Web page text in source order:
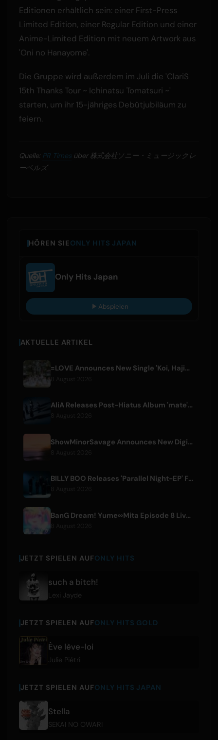
Editionen erhältlich sein: einer First-Press
Limited Edition, einer Regular Edition und einer
Anime-Limited Edition mit neuem Artwork aus
'Oni no Hanayome'.
Die Gruppe wird außerdem im Juli die 'ClariS
15th Thanks Tour ~ Ichinatsu Tomatsuri ~'
starten, um ihr 15-jähriges Debütjubiläum zu
feiern.
Quelle: PR Timesüber 株式会社ソニー・ミュージックレ
ーベルズ
HÖREN SIEONLY HITS JAPAN
Only Hits Japan
Abspielen
AKTUELLE ARTIKEL
=LOVE Announces New Single 'Koi, Hajimemashita.' and Tokyo Dome Concerts
AliA Releases Post-Hiatus Album 'mate', Announces Tokyo Live
ShowMinorSavage Announces New Digital Single 'Gradation'
BILLY BOO Releases 'Parallel Night-EP' Featuring TV Drama Theme Song
BanG Dream! Yume∞Mita Episode 8 Live Clip Released
JETZT SPIELEN AUFONLY HITS
such a bitch!
Lexi Jayde
JETZT SPIELEN AUFONLY HITS GOLD
Ève lève-loi
Julie Piétri
JETZT SPIELEN AUFONLY HITS JAPAN
Stella
SEKAI NO OWARI